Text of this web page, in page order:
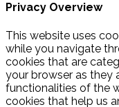
Privacy Overview
This website uses
while you navigate
cookies that are
your browser as they
functionalities of the
cookies that help us